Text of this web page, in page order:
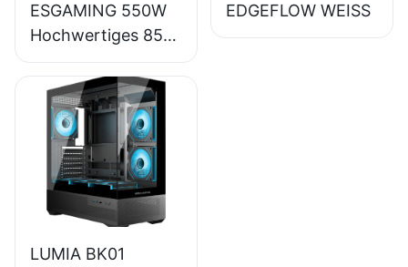
ESGAMING 550W
Hochwertiges 85%
Wirkungsgrad 80+
Bronze Desktop-
PC-Netzteil
ESB550W
EDGEFLOW WEISS
LUMIA BK01